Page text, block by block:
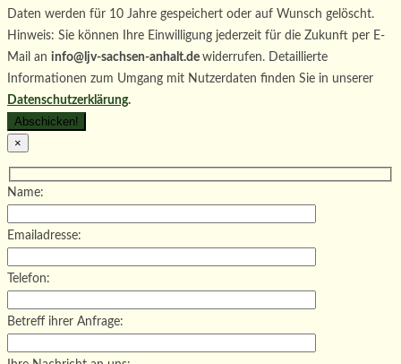
Daten werden für 10 Jahre gespeichert oder auf Wunsch gelöscht.
Hinweis: Sie können Ihre Einwilligung jederzeit für die Zukunft per E-
Mail an info@ljv-sachsen-anhalt.de widerrufen. Detaillierte
Informationen zum Umgang mit Nutzerdaten finden Sie in unserer
Datenschutzerklärung.
×
Name:
Emailadresse:
Telefon:
Betreff ihrer Anfrage: